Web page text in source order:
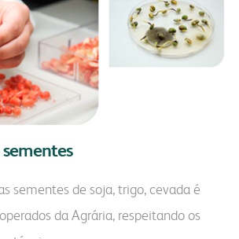
sementes de soja, trigo, cevada é
da Agrária, respeitando os